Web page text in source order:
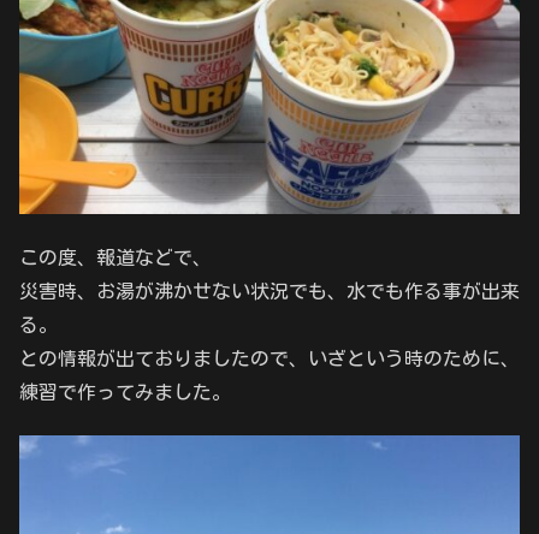
この度、報道などで、
災害時、お湯が沸かせない状況でも、水でも作る事が出来
る。
との情報が出ておりましたので、いざという時のために、
練習で作ってみました。